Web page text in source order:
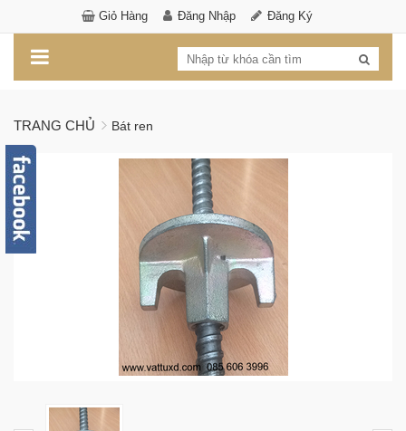
Giỏ Hàng Đăng Nhập Đăng Ký
TRANG CHỦ Bát ren